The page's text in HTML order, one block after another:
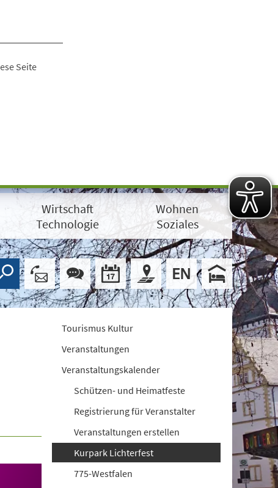
Seite
Wirtschaft
Technologie
Wohnen
Soziales
Tourismus Kultur
Veranstaltungen
Veranstaltungskalender
Schützen- und Heimatfeste
Registrierung für Veranstalter
Veranstaltungen erstellen
Kurpark Lichterfest
775-Westfalen